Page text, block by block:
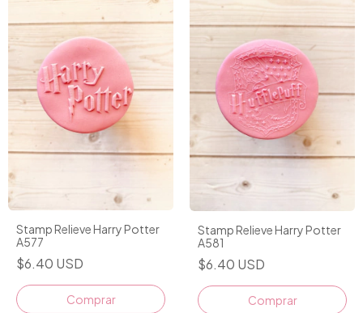
Stamp Relieve Harry Potter
A577
$6.40 USD
Stamp Relieve Harry Potter
A581
$6.40 USD